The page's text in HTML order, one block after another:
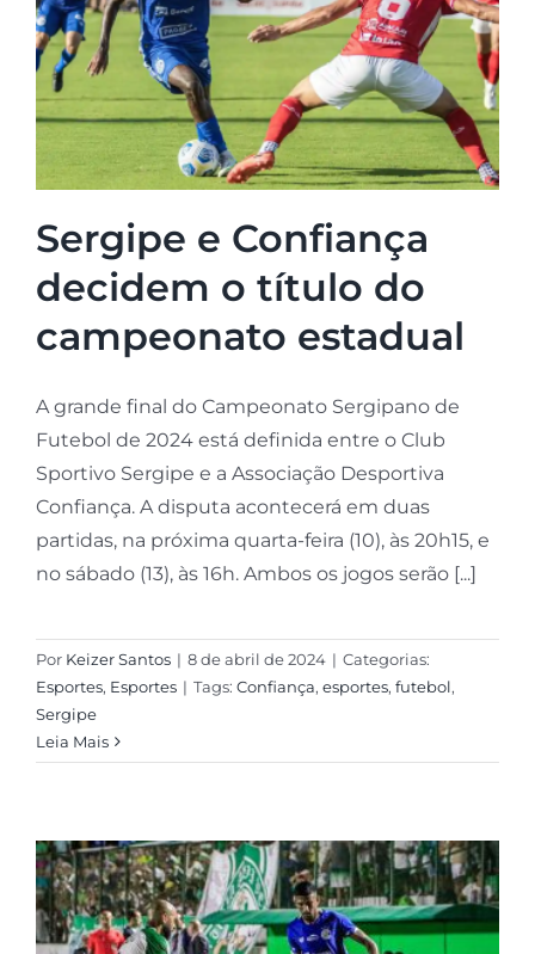
Sergipe e Confiança
decidem o título do
campeonato estadual
A grande final do Campeonato Sergipano de
Futebol de 2024 está definida entre o Club
Sportivo Sergipe e a Associação Desportiva
Confiança. A disputa acontecerá em duas
partidas, na próxima quarta-feira (10), às 20h15, e
no sábado (13), às 16h. Ambos os jogos serão [...]
Por Keizer Santos | 8 de abril de 2024 | Categorias:
Esportes, Esportes | Tags: Confiança, esportes, futebol,
Sergipe
Leia Mais